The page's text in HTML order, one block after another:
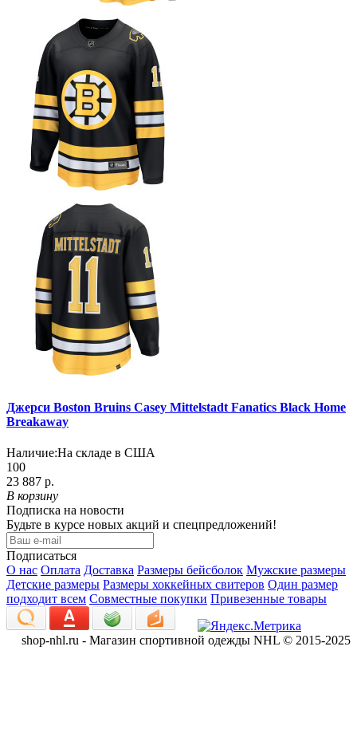
Джерси Boston Bruins Casey Mittelstadt Fanatics Black Home
Breakaway
Наличие:На складе в США
100
23 887 р.
В корзину
Подписка на новости
Будьте в курсе новых акций и спецпредложений!
Подписаться
О нас Оплата Доставка Размеры бейсболок Мужские размеры
Детские размеры Размеры хоккейных свитеров Один размер
подходит всем Совместные покупки Привезенные товары
shop-nhl.ru - Магазин спортивной одежды NHL © 2015-2025